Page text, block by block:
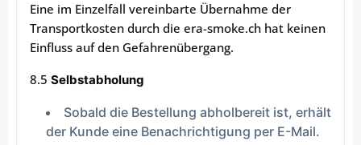
Eine im Einzelfall vereinbarte Übernahme der
Transportkosten durch die era-smoke.ch hat keinen
Einfluss auf den Gefahrenübergang.
8.5 Selbstabholung
Sobald die Bestellung abholbereit ist, erhält
der Kunde eine Benachrichtigung per E-Mail.